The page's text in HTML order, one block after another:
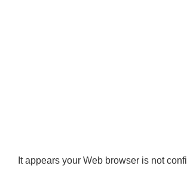
It appears your Web browser is not